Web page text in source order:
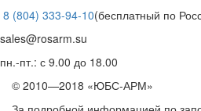
8 (804) 333-94-10(бесплатный по
sales@rosarm.su
пн.-пт.: с 9.00 до 18.00
© 2010—2018 «ЮБС-АРМ»